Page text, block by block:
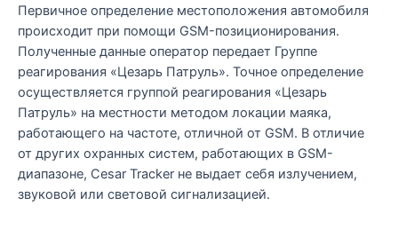
Первичное определение местоположения автомобиля
происходит при помощи GSM-позиционирования.
Полученные данные оператор передает Группе
реагирования «Цезарь Патруль». Точное определение
осуществляется группой реагирования «Цезарь
Патруль» на местности методом локации маяка,
работающего на частоте, отличной от GSM. В отличие
от других охранных систем, работающих в GSM-
диапазоне, Cesar Tracker не выдает себя излучением,
звуковой или световой сигнализацией.